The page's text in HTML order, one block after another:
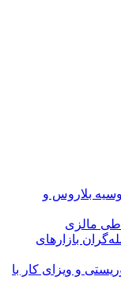
بلاروس و
مالزی
بازارهای
و ویزای کار با